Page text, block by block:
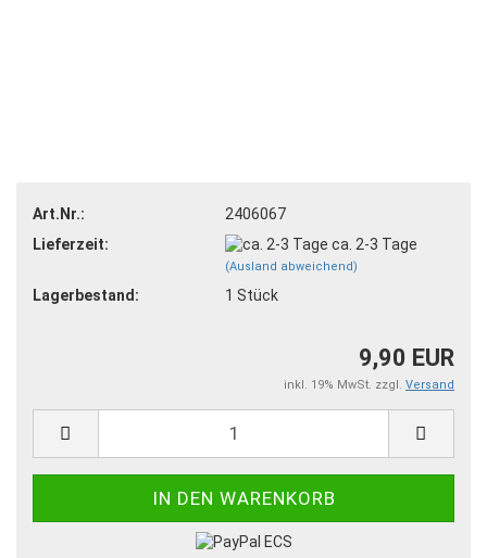
Art.Nr.:
2406067
Lieferzeit:
ca. 2-3 Tage
(Ausland abweichend)
Lagerbestand: 1 Stück
9,90 EUR
inkl. 19% MwSt. zzgl. Versand